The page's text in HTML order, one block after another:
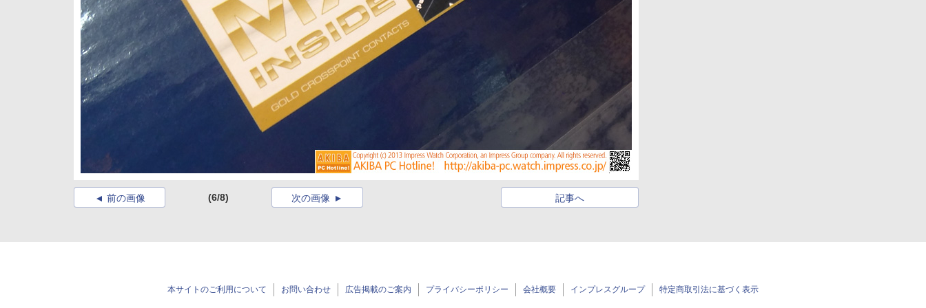
前の画像 (6/8) 記事へ
次の画像
本サイトのご利用について お問い合わせ 広告掲載のご案内 プライバシーポリシー 会社概要 インプレスグループ 特定商取引法に基づく表示